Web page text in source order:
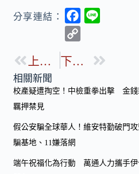
分享連結：
F
b
o
p
Li
k
上一篇 下一篇
相關新聞
校產疑遭掏空！中檢重拳出擊 金錢
羈押禁見
假公安騙全球華人！維安特勤破門
騙基地、11嫌落網
端午祝福化為行動 萬通人力攜手伊